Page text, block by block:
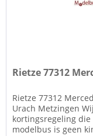
Rietze 77312
Rietze 77312
Urach Metzingen
kortingsregeling
modelbus is geen